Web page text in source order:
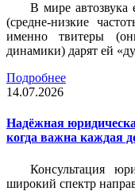
В мире автозвука
(средне-низкие
именно твитеры
динамики) дарят ей
Подробнее
14.07.2026
Надёжная
когда важна каждая
Консультация
широкий спектр